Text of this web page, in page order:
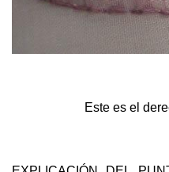
Este es el